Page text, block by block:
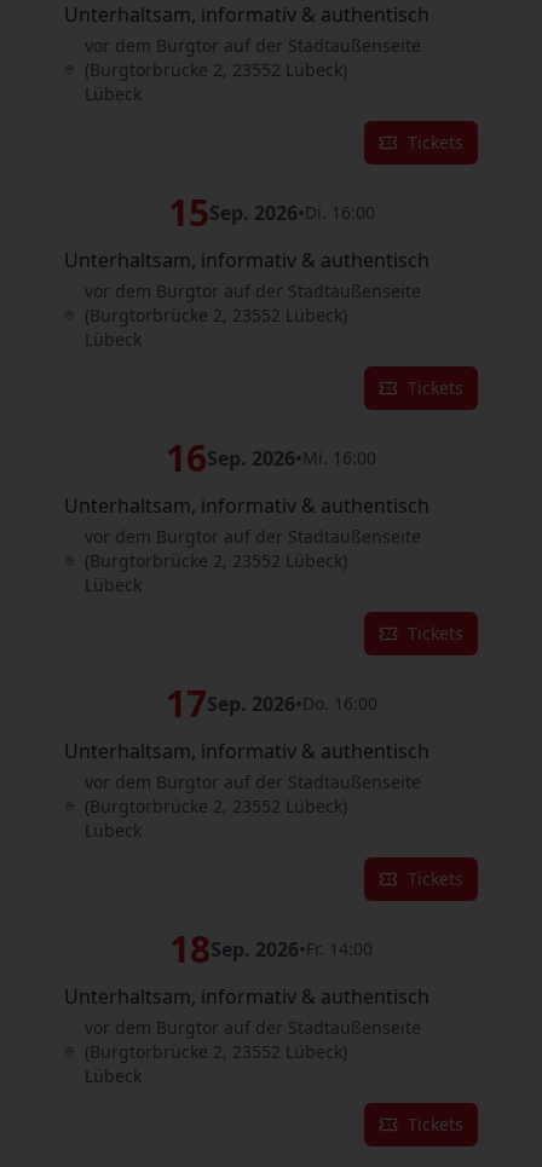
Unterhaltsam, informativ & authentisch
vor dem Burgtor auf der Stadtaußenseite
(Burgtorbrücke 2, 23552 Lübeck)
Lübeck
Tickets
15Sep. 2026•Di. 16:00
Unterhaltsam, informativ & authentisch
vor dem Burgtor auf der Stadtaußenseite
(Burgtorbrücke 2, 23552 Lübeck)
Lübeck
Tickets
16Sep. 2026•Mi. 16:00
Unterhaltsam, informativ & authentisch
vor dem Burgtor auf der Stadtaußenseite
(Burgtorbrücke 2, 23552 Lübeck)
Lübeck
Tickets
17Sep. 2026•Do. 16:00
Unterhaltsam, informativ & authentisch
vor dem Burgtor auf der Stadtaußenseite
(Burgtorbrücke 2, 23552 Lübeck)
Lübeck
Tickets
18Sep. 2026•Fr. 14:00
Unterhaltsam, informativ & authentisch
vor dem Burgtor auf der Stadtaußenseite
(Burgtorbrücke 2, 23552 Lübeck)
Lübeck
Tickets